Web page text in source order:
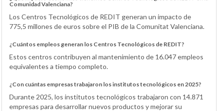
Comunidad Valenciana?
Los Centros Tecnológicos de REDIT generan un impacto de
775,5 millones de euros sobre el PIB de la Comunitat Valenciana.
¿Cuántos empleos generan los Centros Tecnológicos de REDIT?
Estos centros contribuyen al mantenimiento de 16.047 empleos
equivalentes a tiempo completo.
¿Con cuántas empresas trabajaron los institutos tecnológicos en 2025?
Durante 2025, los institutos tecnológicos trabajaron con 14.871
empresas para desarrollar nuevos productos y mejorar su